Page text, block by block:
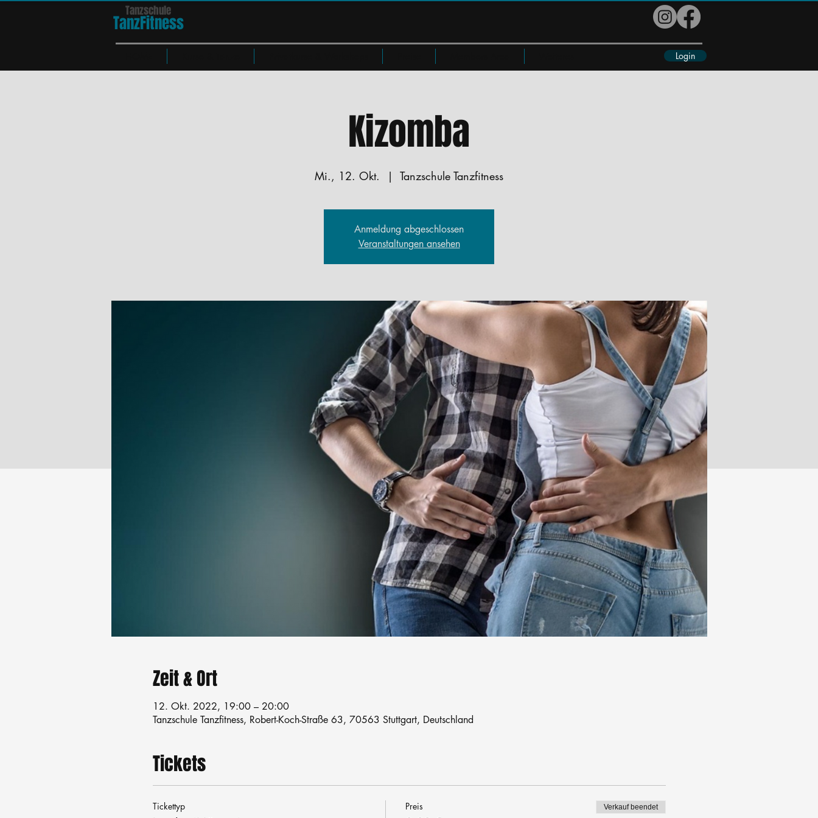
Tanzschule
TanzFitness
Login
Kizomba
Mi., 12. Okt.
  |
Tanzschule Tanzfitness
Anmeldung abgeschlossen
Veranstaltungen ansehen
Zeit & Ort
12. Okt. 2022, 19:00 – 20:00
Tanzschule Tanzfitness, Robert-Koch-Straße 63, 70563 Stuttgart, Deutschland
Tickets
Tickettyp Preis Verkauf beendet